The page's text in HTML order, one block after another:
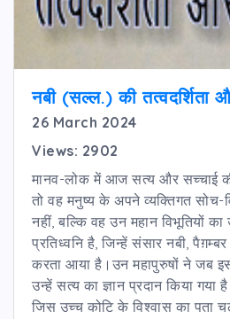
नबी (सल्ल.) की तत्वदर्शिता
26 March 2024
Views: 2902
मानव-लोक में आज सत्य और सच्चाई
तो वह मनुष्य के अपने व्यक्तिगत सोच-
नहीं, बल्कि वह उन महान विभूतियों
प्रतिध्वनि है, जिन्हें संसार नबी,
करता आया है।उन महापुरुषों ने जब
उन्हें सत्य का ज्ञान प्रदान किया
जिस उच्च कोटि के विश्वास का पता